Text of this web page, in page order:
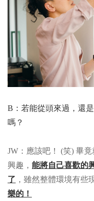
B：若能從頭來過，還
嗎？
JW：應該吧！ (笑) 畢
興趣， 能將自己喜歡的
了 ，雖然整體環境有些
樂的！